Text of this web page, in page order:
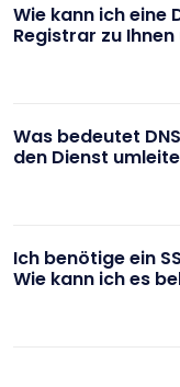
Wie kann ich eine
Registrar zu
Was bedeutet
den Dienst
Ich benötige ein
Wie kann ich es